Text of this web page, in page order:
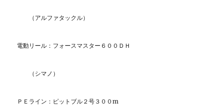
（アルファタックル）
電動リール：フォースマスター６００ＤＨ
（シマノ）
ＰＥライン：ピットブル２号３００m